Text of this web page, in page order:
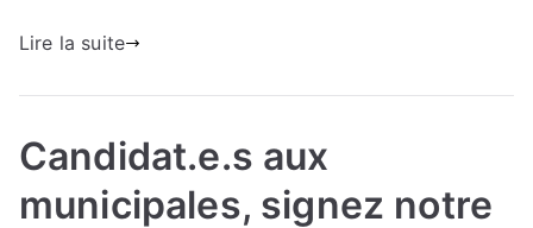
municipales
à
Sébastien
Delogu
Lire la suite
Candidat.e.s aux
municipales, signez notre